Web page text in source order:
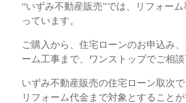
“いずみ不動産販売”では、リフォー
っています。
ご購入から、住宅ローンのお申込み
ーム工事まで、ワンストップでご相談
いずみ不動産販売の住宅ローン取次
リフォーム代金まで対象とすること